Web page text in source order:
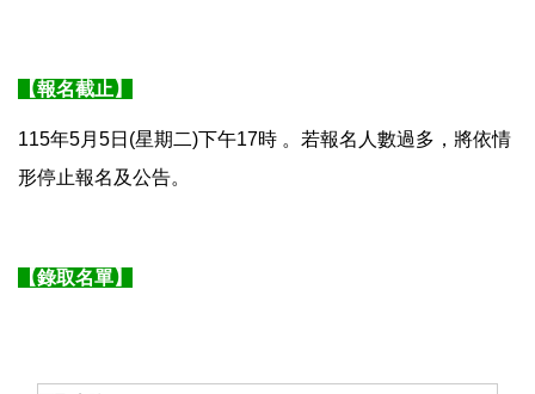
【報名截止】
115年5月5日(星期二)下午17時 。若報名人數過多，將依情
形停止報名及公告。
【錄取名單】